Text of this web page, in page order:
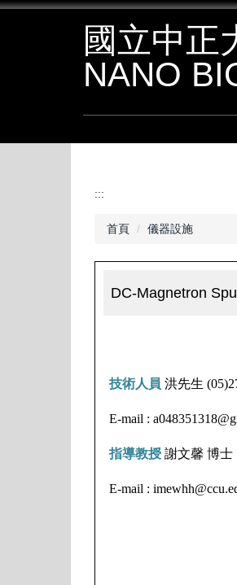
跳
國立中正
NANO
:::
首頁 儀器設施
DC-Magnetron
技術人員 洪先生
E-mail :
指導教授 謝文馨 博士
E-mail :